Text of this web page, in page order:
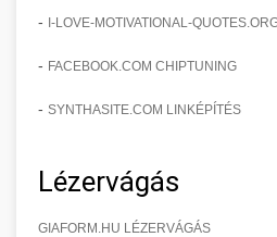
- I-LOVE-MOTIVATIONAL-
- FACEBOOK.COM CHIPTUNING
- SYNTHASITE.COM LINKÉPÍTÉS
Lézervágás
GIAFORM.HU LÉZERVÁGÁS